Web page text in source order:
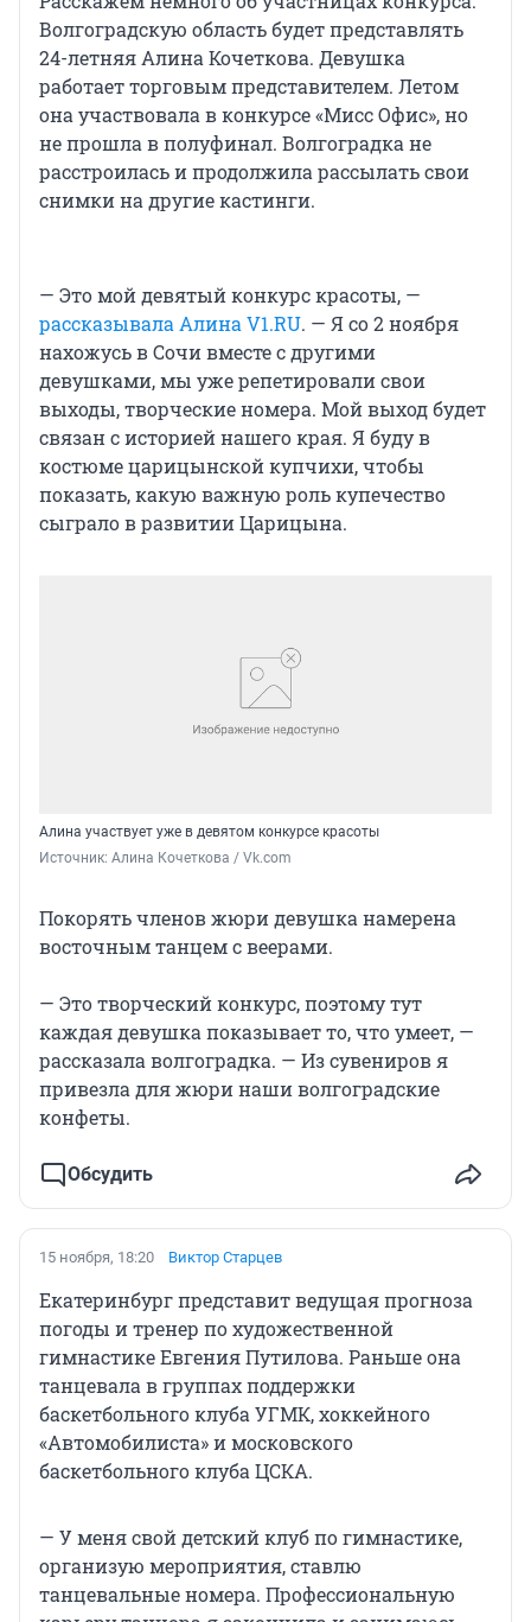
Волгоградскую область будет представлять
24-летняя Алина Кочеткова. Девушка
работает торговым представителем. Летом
она участвовала в конкурсе «Мисс Офис», но
не прошла в полуфинал. Волгоградка не
расстроилась и продолжила рассылать свои
снимки на другие кастинги.
— Это мой девятый конкурс красоты, —
рассказывала Алина V1.RU. — Я со 2 ноября
нахожусь в Сочи вместе с другими
девушками, мы уже репетировали свои
выходы, творческие номера. Мой выход будет
связан с историей нашего края. Я буду в
костюме царицынской купчихи, чтобы
показать, какую важную роль купечество
сыграло в развитии Царицына.
Алина участвует уже в девятом конкурсе красоты
Источник: Алина Кочеткова / Vk.com
Покорять членов жюри девушка намерена
восточным танцем с веерами.
— Это творческий конкурс, поэтому тут
каждая девушка показывает то, что умеет, —
рассказала волгоградка. — Из сувениров я
привезла для жюри наши волгоградские
конфеты.
Обсудить
15 ноября, 18:20 Виктор Старцев
Екатеринбург представит ведущая прогноза
погоды и тренер по художественной
гимнастике Евгения Путилова. Раньше она
танцевала в группах поддержки
баскетбольного клуба УГМК, хоккейного
«Автомобилиста» и московского
баскетбольного клуба ЦСКА.
— У меня свой детский клуб по гимнастике,
организую мероприятия, ставлю
танцевальные номера. Профессиональную